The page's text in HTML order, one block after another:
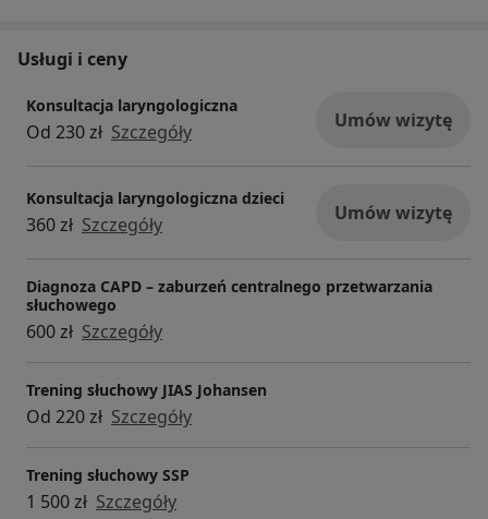
Usługi i ceny
Konsultacja laryngologiczna
Od 230 zł Szczegóły Umów wizytę
Konsultacja laryngologiczna dzieci
360 zł Szczegóły Umów wizytę
Diagnoza CAPD – zaburzeń centralnego przetwarzania
słuchowego
600 zł Szczegóły
Trening słuchowy JIAS Johansen
Od 220 zł Szczegóły
Trening słuchowy SSP
1 500 zł Szczegóły